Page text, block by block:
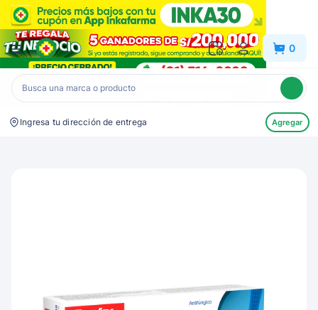
Inkafarma 0
Ingresa tu dirección de entrega Agregar